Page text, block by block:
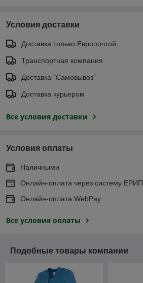
Условия доставки
Доставка только Европочтой
Транспортная компания
Доставка "Самовывоз"
Доставка курьером
Все условия доставки
Условия оплаты
Наличными
Онлайн-оплата через систему ЕРИП
Онлайн-оплата WebPay
Все условия оплаты
Подобные товары компании